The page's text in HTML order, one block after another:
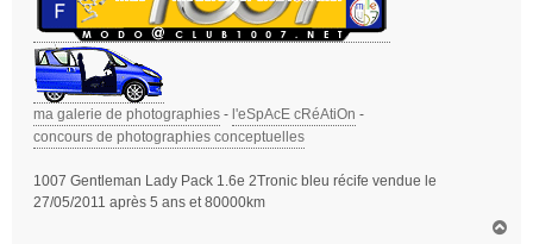
ma galerie de photographies - l'eSpAcE cRéAtiOn -
concours de photographies conceptuelles
1007 Gentleman Lady Pack 1.6e 2Tronic bleu récife vendue le
27/05/2011 après 5 ans et 80000km